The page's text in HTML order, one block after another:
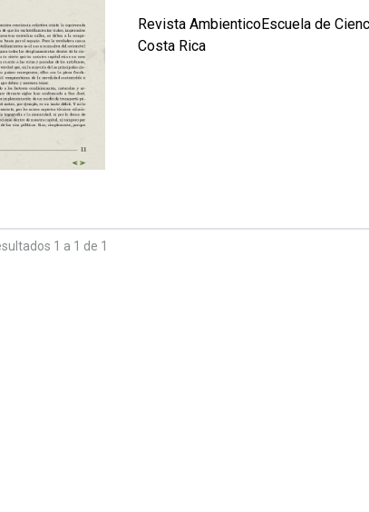
Revista AmbienticoEscuela de
Costa Rica
1 a 1 de 1